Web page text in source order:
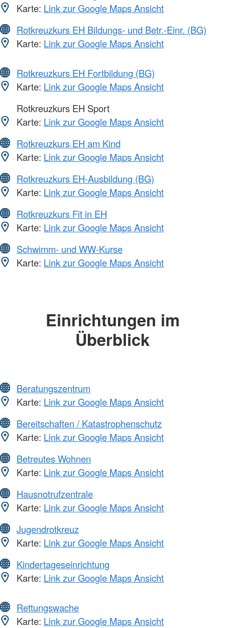
Karte: Link zur Google Maps Ansicht
Rotkreuzkurs EH Bildungs- und Betr.-Einr. (BG)
Karte: Link zur Google Maps Ansicht
Rotkreuzkurs EH Fortbildung (BG)
Karte: Link zur Google Maps Ansicht
Rotkreuzkurs EH Sport
Karte: Link zur Google Maps Ansicht
Rotkreuzkurs EH am Kind
Karte: Link zur Google Maps Ansicht
Rotkreuzkurs EH-Ausbildung (BG)
Karte: Link zur Google Maps Ansicht
Rotkreuzkurs Fit in EH
Karte: Link zur Google Maps Ansicht
Schwimm- und WW-Kurse
Karte: Link zur Google Maps Ansicht
Einrichtungen im
Überblick
Beratungszentrum
Karte: Link zur Google Maps Ansicht
Bereitschaften / Katastrophenschutz
Karte: Link zur Google Maps Ansicht
Betreutes Wohnen
Karte: Link zur Google Maps Ansicht
Hausnotrufzentrale
Karte: Link zur Google Maps Ansicht
Jugendrotkreuz
Karte: Link zur Google Maps Ansicht
Kindertageseinrichtung
Karte: Link zur Google Maps Ansicht
Rettungswache
Karte: Link zur Google Maps Ansicht